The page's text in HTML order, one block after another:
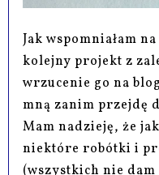
Jak wspomniałam
kolejny projekt z
wrzucenie go na
mną zanim przejdę
Mam nadzieję, że
niektóre robótki i
(wszystkich nie